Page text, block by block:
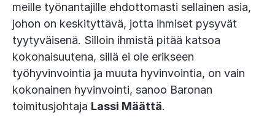
meille työnantajille ehdottomasti sellainen asia,
johon on keskityttävä, jotta ihmiset pysyvät
tyytyväisenä. Silloin ihmistä pitää katsoa
kokonaisuutena, sillä ei ole erikseen
työhyvinvointia ja muuta hyvinvointia, on vain
kokonainen hyvinvointi, sanoo Baronan
toimitusjohtaja Lassi Määttä.